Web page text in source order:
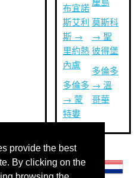
provide the best
By clicking on the
布宜諾
斯艾利
斯 →
里約熱
內盧
多倫多
→ 蒙
特婁
莫斯科
→ 聖
彼得堡
多倫多
→ 溫
哥華